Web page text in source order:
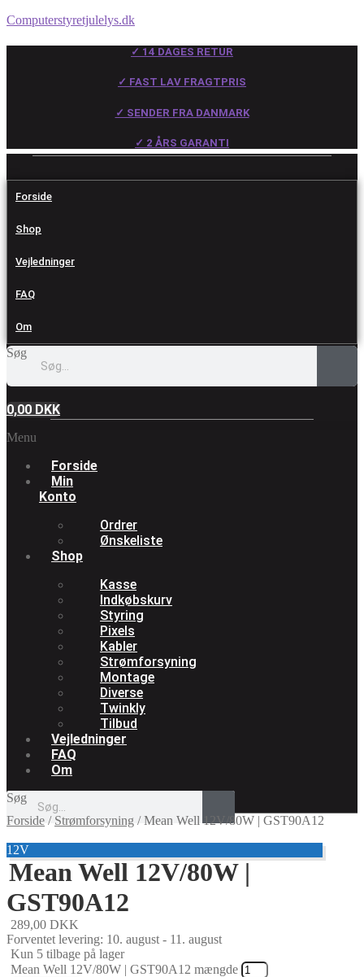
Computerstyretjulelys.dk
✓ 14 DAGES RETUR
✓ FAST LAV FRAGTPRIS
✓ SENDER FRA DANMARK
✓ 2 ÅRS GARANTI
Forside
Shop
Vejledninger
FAQ
Om
Søg
0,00 DKK
Menu
Forside
Min
Konto
Ordrer
Ønskeliste
Shop
Kasse
Indkøbskurv
Styring
Pixels
Kabler
Strømforsyning
Montage
Diverse
Twinkly
Tilbud
Vejledninger
FAQ
Om
Søg
Forside / Strømforsyning /Mean Well 12V/80W | GST90A12
12V
Mean Well 12V/80W |
GST90A12
289,00 DKK
Forventet levering: 10. august - 11. august
Kun 5 tilbage på lager
Mean Well 12V/80W | GST90A12 mængde